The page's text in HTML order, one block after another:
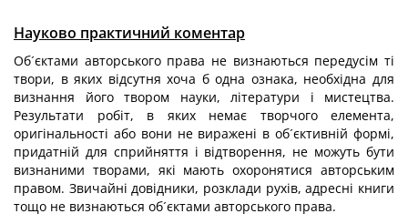
Науково практичний коментар
Об´єктами авторського права не визнаються передусім ті
твори, в яких відсутня хоча б одна ознака, необхідна для
визнання його твором науки, літератури і мистецтва.
Результати робіт, в яких немає творчого елемента,
оригінальності або вони не виражені в об´єктивній формі,
придатній для сприйняття і відтворення, не можуть бути
визнаними творами, які мають охоронятися авторським
правом. Звичайні довідники, розклади рухів, адресні книги
тощо не визнаються об´єктами авторського права.